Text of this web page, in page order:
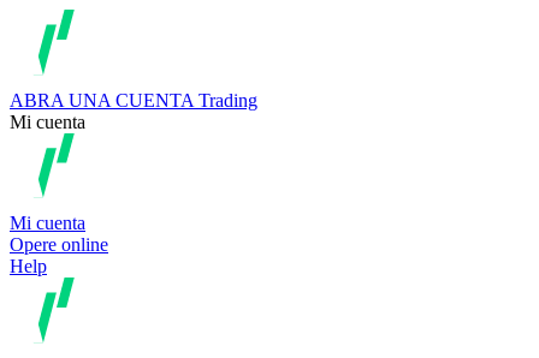
ABRA UNA CUENTA Trading
Mi cuenta
Mi cuenta
Opere online
Help